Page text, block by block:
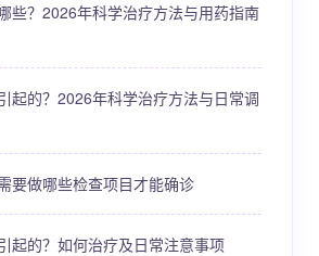
些？2026年科学治疗方法与用药指南
起的？2026年科学治疗方法与日常调
要做哪些检查项目才能确诊
起的？如何治疗及日常注意事项